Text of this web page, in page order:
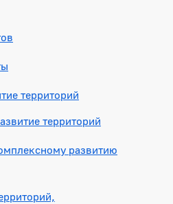
территорий
территорий
развитию